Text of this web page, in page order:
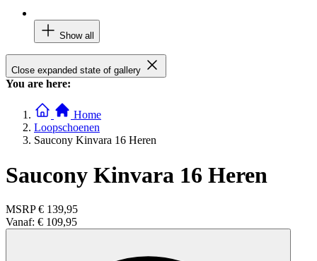
Show all
Close expanded state of gallery
You are here:
Home
Loopschoenen
Saucony Kinvara 16 Heren
Saucony Kinvara 16 Heren
MSRP € 139,95
Vanaf: € 109,95